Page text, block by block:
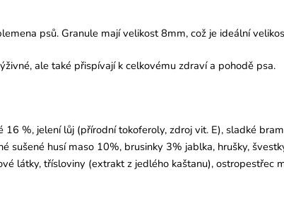
psů. Granule mají velikost 8mm, což je ideální
ale také přispívají k celkovému zdraví a pohodě psa.
%, jelení lůj (přírodní tokoferoly, zdroj vit. E), sladké
husí maso 10%, brusinky 3% jablka, hrušky,
látky, třísloviny (extrakt z jedlého kaštanu), ostropestřec